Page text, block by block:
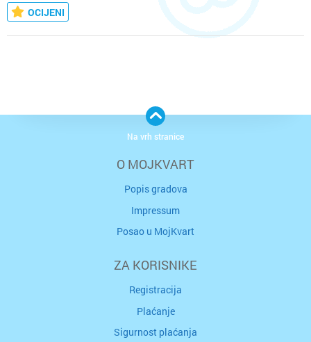
OCIJENI
O MOJKVART
Popis gradova
Impressum
Posao u MojKvart
ZA KORISNIKE
Registracija
Plaćanje
Sigurnost plaćanja
Na vrh stranice